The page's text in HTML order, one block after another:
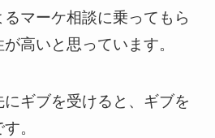
マーケ相談に乗ってもら
高いと思っています。
ギブを受けると、ギブを
。